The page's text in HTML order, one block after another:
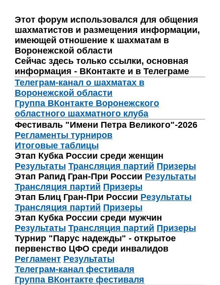
Этот форум использовался для общения
шахматистов и размещения информации,
имеющей отношение к шахматам в
Воронежской области
Сейчас здесь только ссылки, основная
информация - ВКонтакте и в Телеграме
Телеграм-канал о шахматах в
Воронежской области
Группа ВКонтакте Воронежского
областного шахматного клуба
Фестиваль "Имени Петра Великого"-2026
Регламенты турниров
Итоговые таблицы
Этап Кубка России среди женщин
Результаты Трансляция партий Призеры
Этап Рапид Гран-При России Результаты
Трансляция партий Призеры
Этап Блиц Гран-При России Результаты
Трансляция партий Призеры
Этап Кубка России среди мужчин
Результаты Трансляция партий Призеры
Турнир "Парус надежды" - открытое
первенство ЦФО среди инвалидов
Регламент Результаты
Телеграм-канал фестиваля
Группа ВКонтакте фестиваля